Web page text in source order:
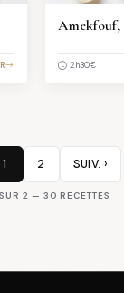
Amekfouf,
2h30€
1 2 SUIV. ›
2 — 30 RECETTES